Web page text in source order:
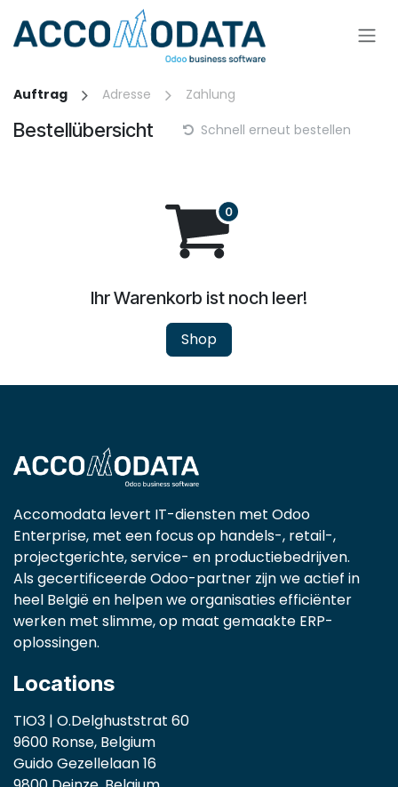
Auftrag Adresse Zahlung
Bestellübersicht Schnell erneut bestellen
Ihr Warenkorb ist noch leer!
Shop
Accomodata levert IT-diensten met Odoo
Enterprise, met een focus op handels-, retail-,
projectgerichte, service- en productiebedrijven.
Als gecertificeerde Odoo-partner zijn we actief in
heel België en helpen we organisaties efficiënter
werken met slimme, op maat gemaakte ERP-
oplossingen.
Locations
TIO3 | O.Delghuststrat 60
9600 Ronse, Belgium
Guido Gezellelaan 16